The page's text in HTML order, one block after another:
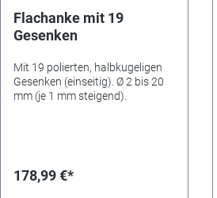
Flachanke mit 19
Gesenken
Mit 19 polierten, halbkugeligen
Gesenken (einseitig). Ø 2 bis 20
mm (je 1 mm steigend).
178,99 €*